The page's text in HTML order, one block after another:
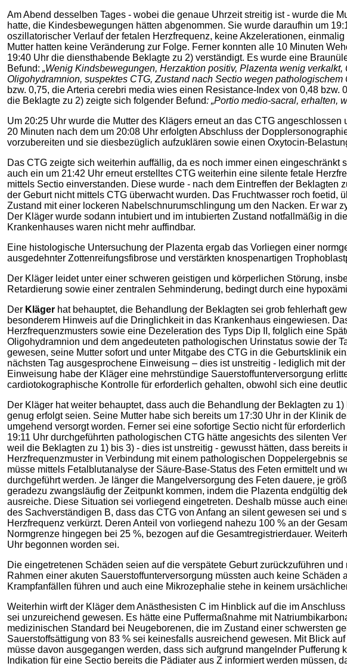
Am Abend desselben Tages - wobei die genaue Uhrzeit streitig ist - wurde die
hatte, die Kindesbewegungen hätten abgenommen. Sie wurde daraufhin um
oszillatorischer Verlauf der fetalen Herzfrequenz, keine Akzelerationen,
Mutter hatten keine Veränderung zur Folge. Ferner konnten alle 10 Minuten
19:40 Uhr die diensthabende Beklagte zu 2) verständigt. Es wurde eine
Befund: „Wenig Kindsbewegungen, Herzaktion positiv, Plazenta wenig verkalkt,
Oligohydramnion, suspektes CTG, Zustand nach Sectio wegen pathologischem
bzw. 0,75, die Arteria cerebri media wies einen Resistance-Index von 0,48
die Beklagte zu 2) zeigte sich folgender Befund: „Portio medio-sacral, erhalten,
Um 20:25 Uhr wurde die Mutter des Klägers erneut an das CTG
20 Minuten nach dem um 20:08 Uhr erfolgten Abschluss der
vorzubereiten und sie diesbezüglich aufzuklären sowie einen Oxytocin-
Das CTG zeigte sich weiterhin auffällig, da es noch immer einen
auch ein um 21:42 Uhr erneut erstelltes CTG weiterhin eine silente fetale
mittels Sectio einverstanden. Diese wurde - nach dem Eintreffen der
der Geburt nicht mittels CTG überwacht wurden. Das Fruchtwasser roch
Zustand mit einer lockeren Nabelschnurumschlingung um den Nacken. Er war
Der Kläger wurde sodann intubiert und im intubierten Zustand notfallmäßig in
Krankenhauses waren nicht mehr auffindbar.
Eine histologische Untersuchung der Plazenta ergab das Vorliegen einer
ausgedehnter Zottenreifungsfibrose und verstärkten knospenartigen
Der Kläger leidet unter einer schweren geistigen und körperlichen Störung,
Retardierung sowie einer zentralen Sehminderung, bedingt durch eine
Der Kläger hat behauptet, die Behandlung der Beklagten sei grob fehlerhaft
besonderem Hinweis auf die Dringlichkeit in das Krankenhaus eingewiesen.
Herzfrequenzmusters sowie eine Dezeleration des Typs Dip II, folglich eine
Oligohydramnion und dem angedeuteten pathologischen Urinstatus sowie der
gewesen, seine Mutter sofort und unter Mitgabe des CTG in die Geburtsklinik
nächsten Tag ausgesprochene Einweisung – dies ist unstreitig - lediglich mit
Einweisung habe der Kläger eine mehrstündige Sauerstoffunterversorgung
cardiotokographische Kontrolle für erforderlich gehalten, obwohl sich eine
Der Kläger hat weiter behauptet, dass auch die Behandlung der Beklagten zu
genug erfolgt seien. Seine Mutter habe sich bereits um 17:30 Uhr in der Klinik
umgehend versorgt worden. Ferner sei eine sofortige Sectio nicht für
19:11 Uhr durchgeführten pathologischen CTG hätte angesichts des silenten
weil die Beklagten zu 1) bis 3) - dies ist unstreitig - gewusst hätten, dass
Herzfrequenzmuster in Verbindung mit einem pathologischen Doppelergebnis
müsse mittels Fetalblutanalyse der Säure-Base-Status des Feten ermittelt und
durchgeführt werden. Je länger die Mangelversorgung des Feten dauere, je
geradezu zwangsläufig der Zeitpunkt kommen, indem die Plazenta endgültig
ausreiche. Diese Situation sei vorliegend eingetreten. Deshalb müsse auch
des Sachverständigen B, dass das CTG von Anfang an silent gewesen sei
Herzfrequenz verkürzt. Deren Anteil von vorliegend nahezu 100 % an der
Normgrenze hingegen bei 25 %, bezogen auf die Gesamtregistrierdauer.
Uhr begonnen worden sei.
Die eingetretenen Schäden seien auf die verspätete Geburt zurückzuführen
Rahmen einer akuten Sauerstoffunterversorgung müssten auch keine
Krampfanfällen führen und auch eine Mikrozephalie stehe in keinem
Weiterhin wirft der Kläger dem Anästhesisten C im Hinblick auf die im
sei unzureichend gewesen. Es hätte eine Puffermaßnahme mit
medizinischen Standard bei Neugeborenen, die im Zustand einer schwersten
Sauerstoffsättigung von 83 % sei keinesfalls ausreichend gewesen. Mit Blick
müsse davon ausgegangen werden, dass sich aufgrund mangelnder
Indikation für eine Sectio bereits die Pädiater aus Z informiert werden müssen,